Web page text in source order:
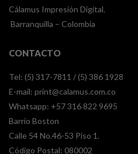
Cálamus Impresión Digital.
Barranquilla – Colombia
CONTACTO
Tel: (5) 317-7811 / (5) 386 1928
E-mail: print@calamus.com.co
Whatsapp: +57 316 822 9695
Barrio Boston
Calle 54 No.46-53 Piso 1.
Código Postal: 080002